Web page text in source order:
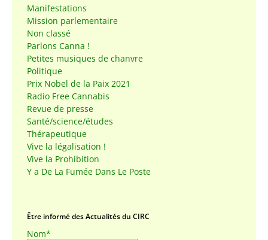
Manifestations
Mission parlementaire
Non classé
Parlons Canna !
Petites musiques de chanvre
Politique
Prix Nobel de la Paix 2021
Radio Free Cannabis
Revue de presse
Santé/science/études
Thérapeutique
Vive la légalisation !
Vive la Prohibition
Y a De La Fumée Dans Le Poste
Être informé des Actualités du CIRC
Nom*